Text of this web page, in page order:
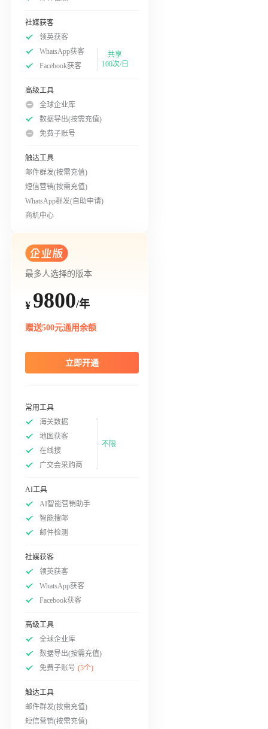
社媒获客
领英获客
WhatsApp获客
Facebook获客
共享
100次/日
高级工具
全球企业库
数据导出(按需充值)
免费子账号
触达工具
邮件群发(按需充值)
短信营销(按需充值)
WhatsApp群发(自助申请)
商机中心
最多人选择的版本
¥ 9800/年
赠送500元通用余额
立即开通
常用工具
海关数据
地图获客
在线搜
广交会采购商
不限
AI工具
AI智能营销助手
智能搜邮
邮件检测
社媒获客
领英获客
WhatsApp获客
Facebook获客
高级工具
全球企业库
数据导出(按需充值)
免费子账号 (5个)
触达工具
邮件群发(按需充值)
短信营销(按需充值)